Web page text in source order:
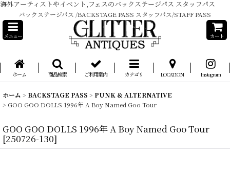
海外アーティストやイベント,フェスのバックステージパス スタッフパス
バックステージパス /BACKSTAGE PASS スタッフパス/STAFF PASS
メニュー カート
ホーム 商品検索 ご利用案内 カテゴリ LOCATION Instagram
ホーム > BACKSTAGE PASS > PUNK & ALTERNATIVE
> GOO GOO DOLLS 1996年 A Boy Named Goo Tour
GOO GOO DOLLS 1996年 A Boy Named Goo Tour
[250726-130]